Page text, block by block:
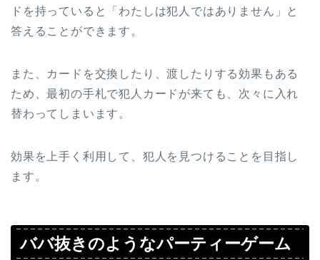
ドを持っていると「わたしは犯人ではありません」と
答えることができます。
また、カードを交換したり、渡したりする効果もある
ため、最初の手札で犯人カードが来ても、次々に入れ
替わってしまいます。
効果を上手く利用して、犯人を見つけることを目指し
ます。
ババ抜きのようなパーティーゲーム